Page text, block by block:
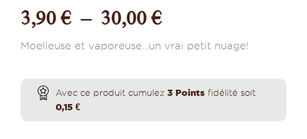
3,90€ – 30,00€Plage
de
prix :
Moelleuse et vaporeuse…un vrai petit nuage!
Avec ce produit cumulez 3 Points fidélité soit
0,15 €
quantité
Guimauve
maison